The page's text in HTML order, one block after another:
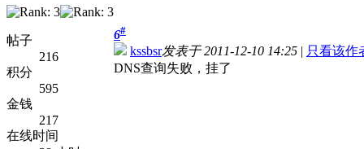
帖子
216
积分
595
金钱
217
在线时间
6#
kssbsr发表于 2011-12-10 14:25 | 只看该作
DNS查询失败，挂了